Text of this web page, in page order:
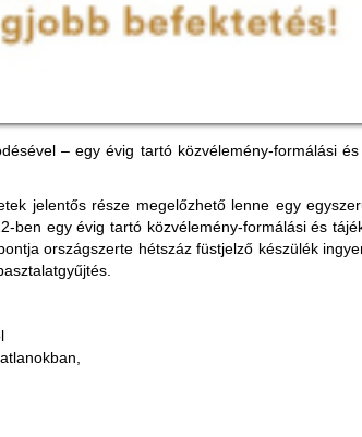
– egy évig tartó közvélemény-formálási
jelentős része megelőzhető lenne egy
egy évig tartó közvélemény-formálási és
országszerte hétszáz füstjelző készülék